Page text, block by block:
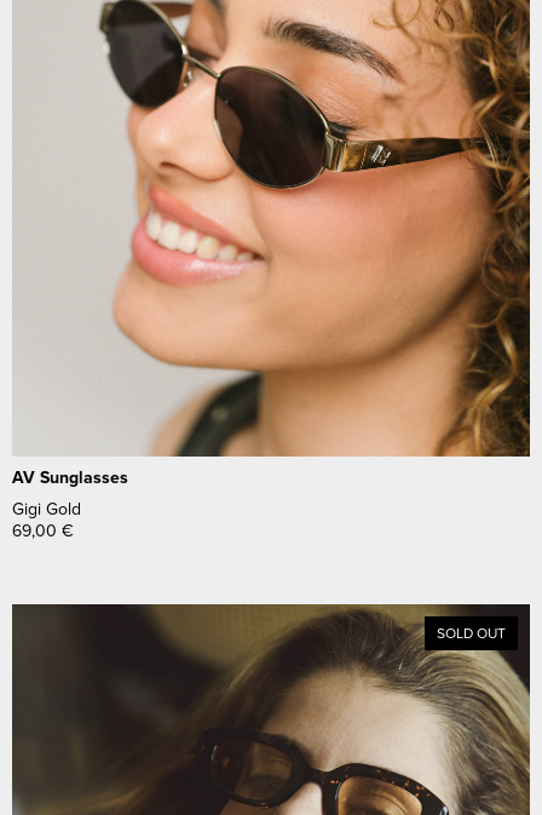
AV Sunglasses
Gigi Gold
69,00 €
SOLD OUT